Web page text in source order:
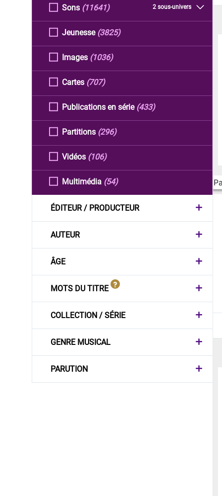
Sons 2 sous-univers
(11641)
Jeunesse (3825)
Images (1036)
Cartes (707)
Publications en série (433)
Partitions (296)
Vidéos (106)
Multimédia (54)
ÉDITEUR / PRODUCTEUR
AUTEUR
ÂGE
MOTS DU TITRE
COLLECTION / SÉRIE
GENRE MUSICAL
PARUTION